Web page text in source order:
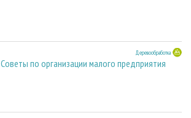
Деревообработка
Советы по организации малого предприятия